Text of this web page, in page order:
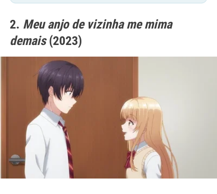
2. Meu anjo de vizinha me mima
demais(2023)